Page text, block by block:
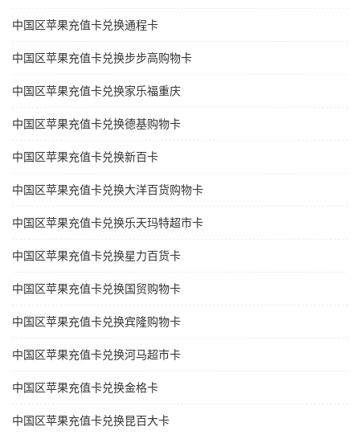
中国区苹果充值卡兑换通程卡
中国区苹果充值卡兑换步步高购物卡
中国区苹果充值卡兑换家乐福重庆
中国区苹果充值卡兑换德基购物卡
中国区苹果充值卡兑换新百卡
中国区苹果充值卡兑换大洋百货购物卡
中国区苹果充值卡兑换乐天玛特超市卡
中国区苹果充值卡兑换星力百货卡
中国区苹果充值卡兑换国贸购物卡
中国区苹果充值卡兑换宾隆购物卡
中国区苹果充值卡兑换河马超市卡
中国区苹果充值卡兑换金格卡
中国区苹果充值卡兑换昆百大卡